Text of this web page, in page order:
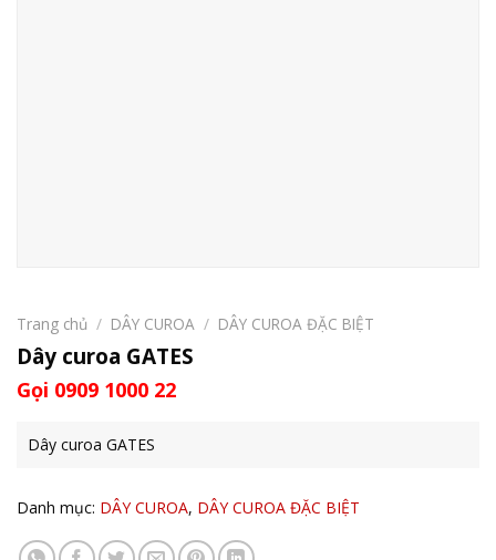
Trang chủ / DÂY CUROA / DÂY CUROA ĐẶC BIỆT
Dây curoa GATES
Gọi 0909 1000 22
Dây curoa GATES
Danh mục: DÂY CUROA, DÂY CUROA ĐẶC BIỆT